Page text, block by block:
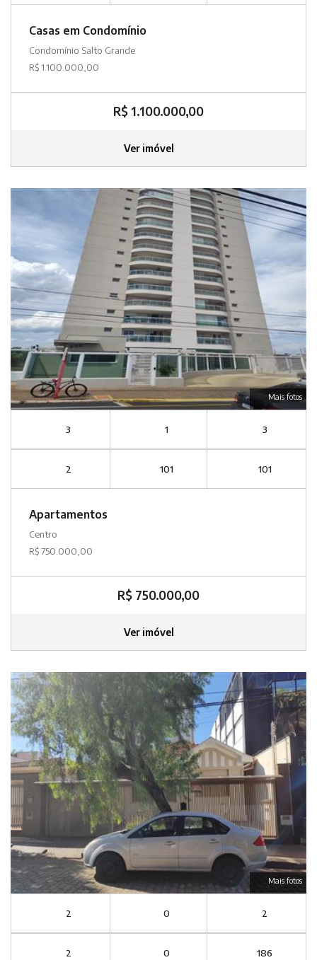
Casas em Condomínio
Condomínio Salto Grande
R$ 1.100.000,00
R$ 1.100.000,00
Ver imóvel
Mais fotos
3 1 3
2 101 101
Apartamentos
Centro
R$ 750.000,00
R$ 750.000,00
Ver imóvel
Mais fotos
2 0 2
2 0 186